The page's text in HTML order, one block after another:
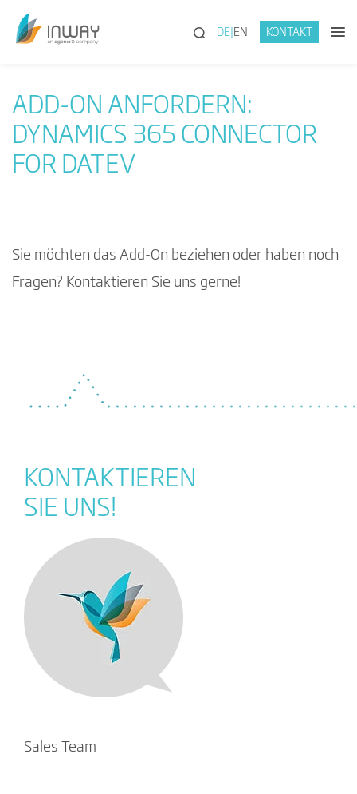
(SUCHE)
DE EN KONTAKT
ADD-ON ANFORDERN:
DYNAMICS 365 CONNECTOR
FOR DATEV
Sie möchten das Add-On beziehen oder haben noch
Fragen? Kontaktieren Sie uns gerne!
KONTAKTIEREN
SIE UNS!
Sales Team